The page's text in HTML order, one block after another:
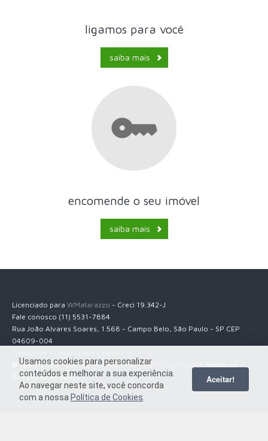
ligamos para você
saiba mais
encomende o seu imóvel
saiba mais
Licenciado para WMatarazzo - Creci 19.342-J
Fale conosco (11) 5531-7884
Rua João Alvares Soares, 1.568 - Campo Belo, São Paulo - SP CEP
04609-004
© 1990-2026.Sistema Imobiliário INFORMA Informática
Direitos Reservados.
Usamos cookies para personalizar
conteúdos e melhorar a sua experiência.
Ao navegar neste site, você concorda
com a nossa Política de Cookies
Aceitar!